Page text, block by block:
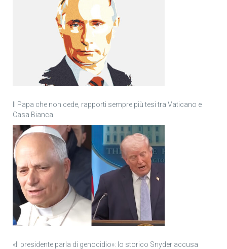
Il Papa che non cede, rapporti sempre più tesi tra Vaticano e
Casa Bianca
«Il presidente parla di genocidio»: lo storico Snyder accusa